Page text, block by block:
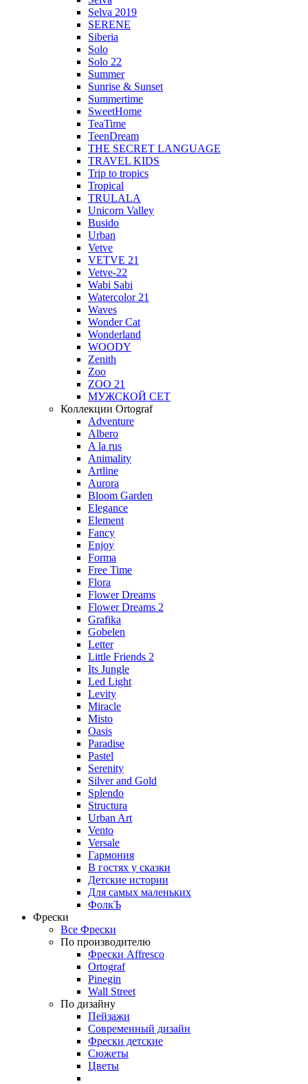
Selva 2019
SERENE
Siberia
Solo
Solo 22
Summer
Sunrise & Sunset
Summertime
SweetHome
TeaTime
TeenDream
THE SECRET LANGUAGE
TRAVEL KIDS
Trip to tropics
Tropical
TRULALA
Unicorn Valley
Busido
Urban
Vetve
VETVE 21
Vetve-22
Wabi Sabi
Watercolor 21
Waves
Wonder Cat
Wonderland
WOODY
Zenith
Zoo
ZOO 21
МУЖСКОЙ СЕТ
Коллекции Ortograf
Adventure
Albero
A la rus
Animality
Artline
Aurora
Bloom Garden
Elegance
Element
Fancy
Enjoy
Forma
Free Time
Flora
Flower Dreams
Flower Dreams 2
Grafika
Gobelen
Letter
Little Friends 2
Its Jungle
Led Light
Levity
Miracle
Misto
Oasis
Paradise
Pastel
Serenity
Silver and Gold
Splendo
Structura
Urban Art
Vento
Versale
Гармония
В гостях у сказки
Детские истории
Для самых маленьких
ФолкЪ
Фрески
Все Фрески
По производителю
Фрески Affresco
Ortograf
Pinegin
Wall Street
По дизайну
Пейзажи
Современный дизайн
Фрески детские
Сюжеты
Цветы